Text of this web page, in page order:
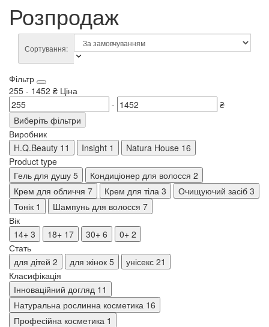
Розпродаж
Сортування:
Фільтр
255 - 1452 ₴ Ціна
-
₴
Виберіть фільтри
Виробник
H.Q.Beauty 11 Insight 1 Natura House 16
Product type
Гель для душу 5 Кондиціонер для волосся 2
Крем для обличчя 7 Крем для тіла 3 Очищуючий засіб 3
Тонік 1 Шампунь для волосся 7
Вік
14+ 3 18+ 17 30+ 6 0+ 2
Стать
для дітей 2 для жінок 5 унісекс 21
Класифікація
Інноваційний догляд 11
Натуральна рослинна косметика 16
Професійна косметика 1